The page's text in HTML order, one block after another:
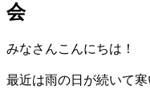
会
みなさんこんにちは！
最近は雨の日が続いて